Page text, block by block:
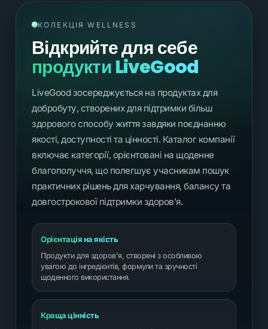
КОЛЕКЦІЯ WELLNESS
Відкрийте для себе
продукти LiveGood
LiveGood зосереджується на продуктах для
добробуту, створених для підтримки більш
здорового способу життя завдяки поєднанню
якості, доступності та цінності. Каталог компанії
включає категорії, орієнтовані на щоденне
благополуччя, що полегшує учасникам пошук
практичних рішень для харчування, балансу та
довгострокової підтримки здоров’я.
Орієнтація на якість
Продукти для здоров'я, створені з особливою
увагою до інгредієнтів, формули та зручності
щоденного використання.
Краща цінність